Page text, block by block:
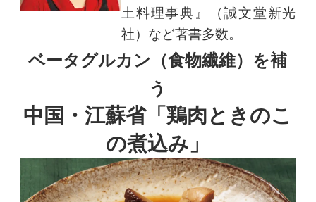
土料理事典』（誠文堂新光
社）など著書多数。
ベータグルカン（食物繊維）を補
う
中国・江蘇省「鶏肉ときのこ
の煮込み」